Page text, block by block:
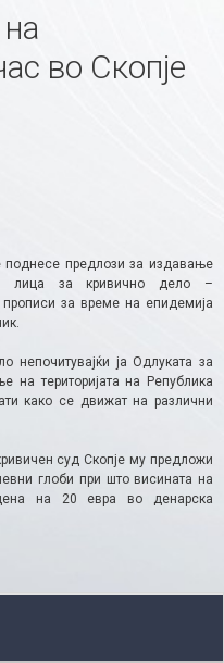
во Скопје
поднесе предлози за издавање
лица за кривично дело –
за време на епидемија
непочитувајќи ја Одлуката за
територијата на Република
како се движат на различни
суд Скопје му предложи
глоби при што висината на
на 20 евра во денарска